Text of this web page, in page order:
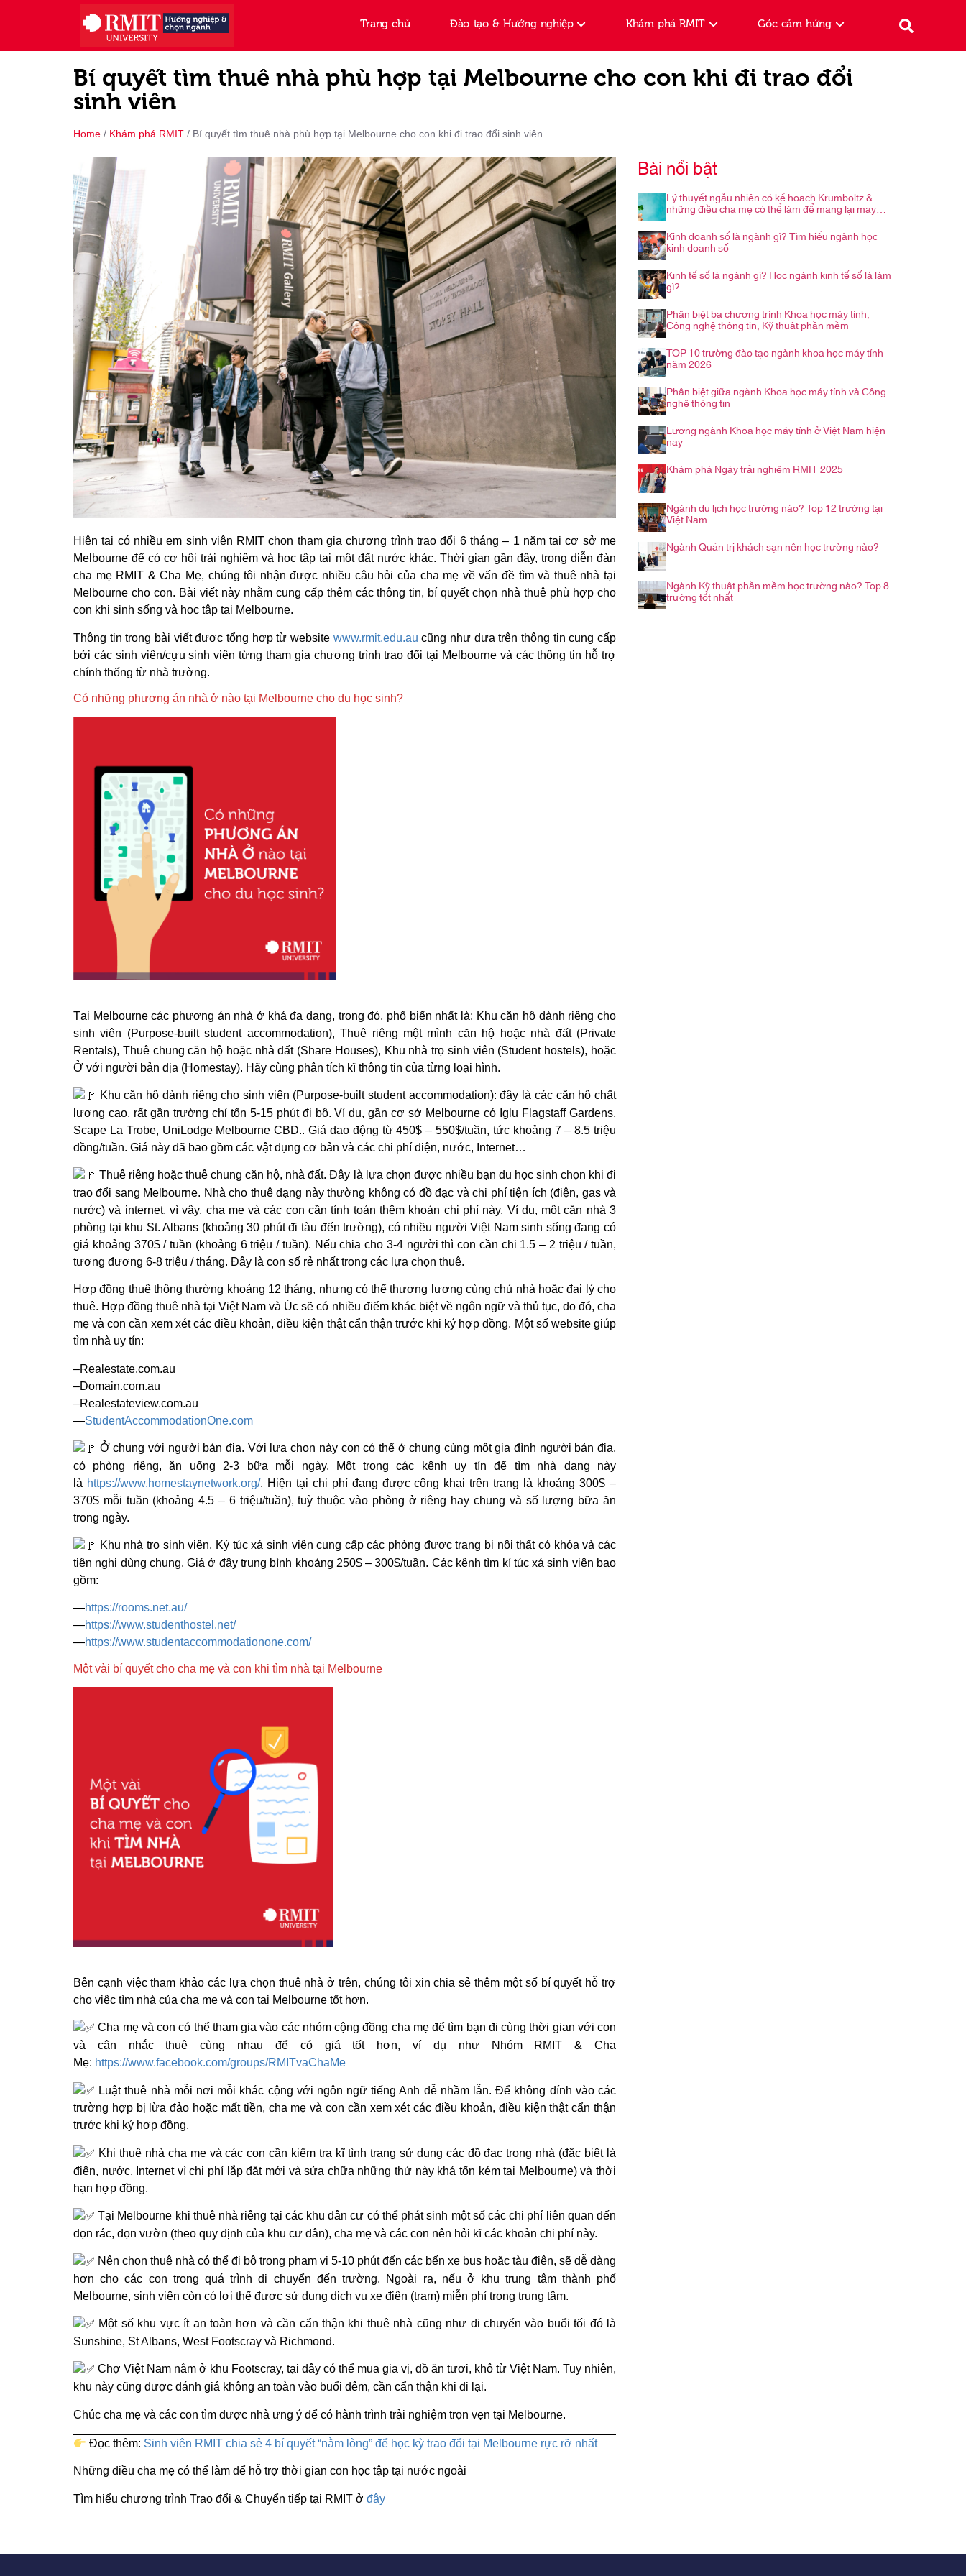
Trang chủ Đào tạo & Hướng nghiệp Khám phá RMIT Góc cảm hứng
Bí quyết tìm thuê nhà phù hợp tại Melbourne cho con khi đi trao đổi
sinh viên
Home / Khám phá RMIT / Bí quyết tìm thuê nhà phù hợp tại Melbourne cho con khi đi trao đổi sinh viên
Hiện tại có nhiều em sinh viên RMIT chọn tham gia chương trình trao đổi 6 tháng – 1 năm tại cơ sở mẹ
Melbourne để có cơ hội trải nghiệm và học tập tại một đất nước khác. Thời gian gần đây, trong diễn đàn
cha mẹ RMIT & Cha Mẹ, chúng tôi nhận được nhiều câu hỏi của cha mẹ về vấn đề tìm và thuê nhà tại
Melbourne cho con. Bài viết này nhằm cung cấp thêm các thông tin, bí quyết chọn nhà thuê phù hợp cho
con khi sinh sống và học tập tại Melbourne.
Thông tin trong bài viết được tổng hợp từ website www.rmit.edu.au cũng như dựa trên thông tin cung cấp
bởi các sinh viên/cựu sinh viên từng tham gia chương trình trao đổi tại Melbourne và các thông tin hỗ trợ
chính thống từ nhà trường.
Có những phương án nhà ở nào tại Melbourne cho du học sinh?
Tại Melbourne các phương án nhà ở khá đa dạng, trong đó, phổ biến nhất là: Khu căn hộ dành riêng cho
sinh viên (Purpose-built student accommodation), Thuê riêng một mình căn hộ hoặc nhà đất (Private
Rentals), Thuê chung căn hộ hoặc nhà đất (Share Houses), Khu nhà trọ sinh viên (Student hostels), hoặc
Ở với người bản địa (Homestay). Hãy cùng phân tích kĩ thông tin của từng loại hình.
Khu căn hộ dành riêng cho sinh viên (Purpose-built student accommodation): đây là các căn hộ chất
lượng cao, rất gần trường chỉ tốn 5-15 phút đi bộ. Ví dụ, gần cơ sở Melbourne có Iglu Flagstaff Gardens,
Scape La Trobe, UniLodge Melbourne CBD.. Giá dao động từ 450$ – 550$/tuần, tức khoảng 7 – 8.5 triệu
đồng/tuần. Giá này đã bao gồm các vật dụng cơ bản và các chi phí điện, nước, Internet…
Thuê riêng hoặc thuê chung căn hộ, nhà đất. Đây là lựa chọn được nhiều bạn du học sinh chọn khi đi
trao đổi sang Melbourne. Nhà cho thuê dạng này thường không có đồ đạc và chi phí tiện ích (điện, gas và
nước) và internet, vì vậy, cha mẹ và các con cần tính toán thêm khoản chi phí này. Ví dụ, một căn nhà 3
phòng tại khu St. Albans (khoảng 30 phút đi tàu đến trường), có nhiều người Việt Nam sinh sống đang có
giá khoảng 370$ / tuần (khoảng 6 triệu / tuần). Nếu chia cho 3-4 người thì con cần chi 1.5 – 2 triệu / tuần,
tương đương 6-8 triệu / tháng. Đây là con số rẻ nhất trong các lựa chọn thuê.
Hợp đồng thuê thông thường khoảng 12 tháng, nhưng có thể thương lượng cùng chủ nhà hoặc đại lý cho
thuê. Hợp đồng thuê nhà tại Việt Nam và Úc sẽ có nhiều điểm khác biệt về ngôn ngữ và thủ tục, do đó, cha
mẹ và con cần xem xét các điều khoản, điều kiện thật cẩn thận trước khi ký hợp đồng. Một số website giúp
tìm nhà uy tín:
–Realestate.com.au
–Domain.com.au
–Realestateview.com.au
—StudentAccommodationOne.com
Ở chung với người bản địa. Với lựa chọn này con có thể ở chung cùng một gia đình người bản địa,
có phòng riêng, ăn uống 2-3 bữa mỗi ngày. Một trong các kênh uy tín để tìm nhà dạng này
là https://www.homestaynetwork.org/. Hiện tại chi phí đang được công khai trên trang là khoảng 300$ –
370$ mỗi tuần (khoảng 4.5 – 6 triệu/tuần), tuỳ thuộc vào phòng ở riêng hay chung và số lượng bữa ăn
trong ngày.
Khu nhà trọ sinh viên. Ký túc xá sinh viên cung cấp các phòng được trang bị nội thất có khóa và các
tiện nghi dùng chung. Giá ở đây trung bình khoảng 250$ – 300$/tuần. Các kênh tìm kí túc xá sinh viên bao
gồm:
—https://rooms.net.au/
—https://www.studenthostel.net/
—https://www.studentaccommodationone.com/
Một vài bí quyết cho cha mẹ và con khi tìm nhà tại Melbourne
Bên cạnh việc tham khảo các lựa chọn thuê nhà ở trên, chúng tôi xin chia sẻ thêm một số bí quyết hỗ trợ
cho việc tìm nhà của cha mẹ và con tại Melbourne tốt hơn.
Cha mẹ và con có thể tham gia vào các nhóm cộng đồng cha mẹ để tìm bạn đi cùng thời gian với con
và cân nhắc thuê cùng nhau để có giá tốt hơn, ví dụ như Nhóm RMIT & Cha
Mẹ: https://www.facebook.com/groups/RMITvaChaMe
Luật thuê nhà mỗi nơi mỗi khác cộng với ngôn ngữ tiếng Anh dễ nhầm lẫn. Để không dính vào các
trường hợp bị lừa đảo hoặc mất tiền, cha mẹ và con cần xem xét các điều khoản, điều kiện thật cẩn thận
trước khi ký hợp đồng.
Khi thuê nhà cha mẹ và các con cần kiểm tra kĩ tình trạng sử dụng các đồ đạc trong nhà (đặc biệt là
điện, nước, Internet vì chi phí lắp đặt mới và sửa chữa những thứ này khá tốn kém tại Melbourne) và thời
hạn hợp đồng.
Tại Melbourne khi thuê nhà riêng tại các khu dân cư có thể phát sinh một số các chi phí liên quan đến
dọn rác, dọn vườn (theo quy định của khu cư dân), cha mẹ và các con nên hỏi kĩ các khoản chi phí này.
Nên chọn thuê nhà có thể đi bộ trong phạm vi 5-10 phút đến các bến xe bus hoặc tàu điện, sẽ dễ dàng
hơn cho các con trong quá trình di chuyển đến trường. Ngoài ra, nếu ở khu trung tâm thành phố
Melbourne, sinh viên còn có lợi thế được sử dụng dịch vụ xe điện (tram) miễn phí trong trung tâm.
Một số khu vực ít an toàn hơn và cần cẩn thận khi thuê nhà cũng như di chuyển vào buổi tối đó là
Sunshine, St Albans, West Footscray và Richmond.
Chợ Việt Nam nằm ở khu Footscray, tại đây có thể mua gia vị, đồ ăn tươi, khô từ Việt Nam. Tuy nhiên,
khu này cũng được đánh giá không an toàn vào buổi đêm, cần cẩn thận khi đi lại.
Chúc cha mẹ và các con tìm được nhà ưng ý để có hành trình trải nghiệm trọn vẹn tại Melbourne.
Đọc thêm: Sinh viên RMIT chia sẻ 4 bí quyết “nằm lòng” để học kỳ trao đổi tại Melbourne rực rỡ nhất
Những điều cha mẹ có thể làm để hỗ trợ thời gian con học tập tại nước ngoài
Tìm hiểu chương trình Trao đổi & Chuyển tiếp tại RMIT ở đây
Bài nổi bật
Lý thuyết ngẫu nhiên có kế hoạch Krumboltz &
những điều cha mẹ có thể làm để mang lại may
mắn cho con trong hành trình nghề nghiệp
Kinh doanh số là ngành gì? Tìm hiểu ngành học
kinh doanh số
Kinh tế số là ngành gì? Học ngành kinh tế số là làm
gì?
Phân biệt ba chương trình Khoa học máy tính,
Công nghệ thông tin, Kỹ thuật phần mềm
TOP 10 trường đào tạo ngành khoa học máy tính
năm 2026
Phân biệt giữa ngành Khoa học máy tính và Công
nghệ thông tin
Lương ngành Khoa học máy tính ở Việt Nam hiện
nay
Khám phá Ngày trải nghiệm RMIT 2025
Ngành du lịch học trường nào? Top 12 trường tại
Việt Nam
Ngành Quản trị khách sạn nên học trường nào?
Ngành Kỹ thuật phần mềm học trường nào? Top 8
trường tốt nhất